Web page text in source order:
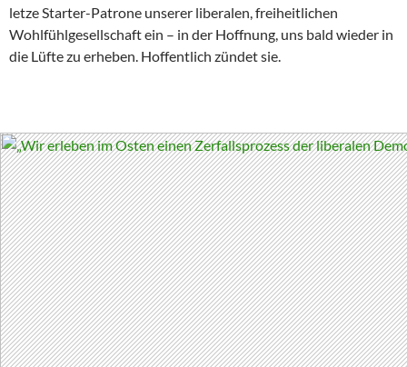
letze Starter-Patrone unserer liberalen, freiheitlichen
Wohlfühlgesellschaft ein – in der Hoffnung, uns bald wieder in
die Lüfte zu erheben. Hoffentlich zündet sie.